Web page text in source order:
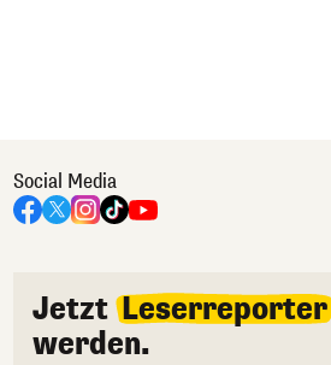
Social Media
Jetzt Leserreporter
werden.